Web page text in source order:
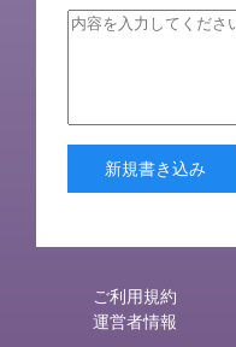
新規書き込み
ご利用規約
運営者情報